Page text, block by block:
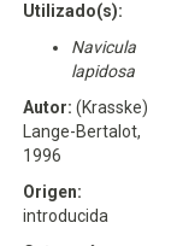
Utilizado(s):
Navicula
lapidosa
Autor: (Krasske)
Lange-Bertalot,
1996
Origen:
introducida